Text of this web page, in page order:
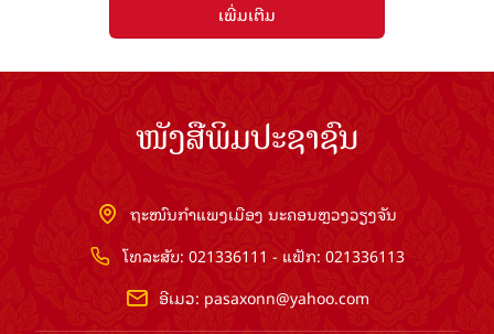
ເພີ່ມເຕີມ
ໜັງສືພິມປະຊາຊົນ
ຖະໜົນກຳແພງເມືອງ ນະຄອນຫຼວງວຽງຈັນ
ໂທລະສັບ: 021336111 - ແຟັກ: 021336113
ອີເມວ: pasaxonn@yahoo.com